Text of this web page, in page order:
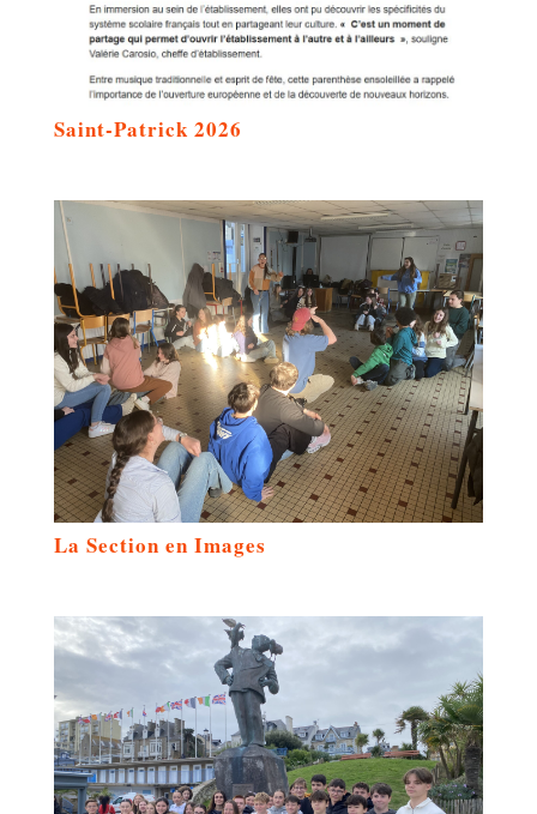
Saint-Patrick 2026
La Section en Images